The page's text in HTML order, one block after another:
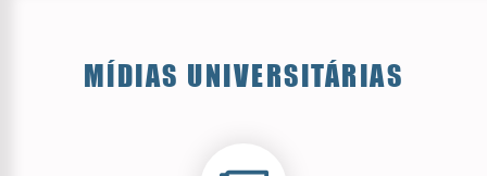
MÍDIAS UNIVERSITÁRIAS